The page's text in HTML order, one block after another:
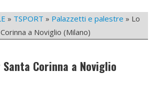
» TSPORT » Palazzetti e palestre » Lo
a Noviglio (Milano)
Corinna a Noviglio